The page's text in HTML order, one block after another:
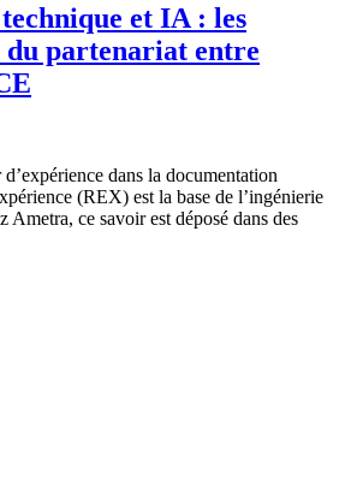
et IA : les
du partenariat entre
dans la documentation
(REX) est la base de l’ingénierie
Ametra, ce savoir est déposé dans des